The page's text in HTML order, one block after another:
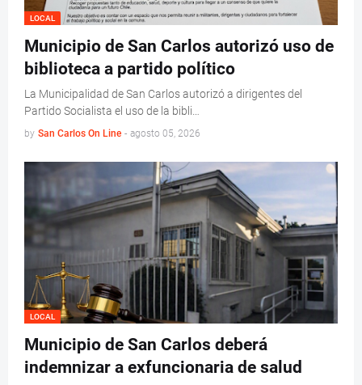
LOCAL
Municipio de San Carlos autorizó uso de
biblioteca a partido político
La Municipalidad de San Carlos autorizó a dirigentes del
Partido Socialista el uso de la bibli…
by San Carlos On Line - agosto 05, 2026
LOCAL
Municipio de San Carlos deberá
indemnizar a exfuncionaria de salud